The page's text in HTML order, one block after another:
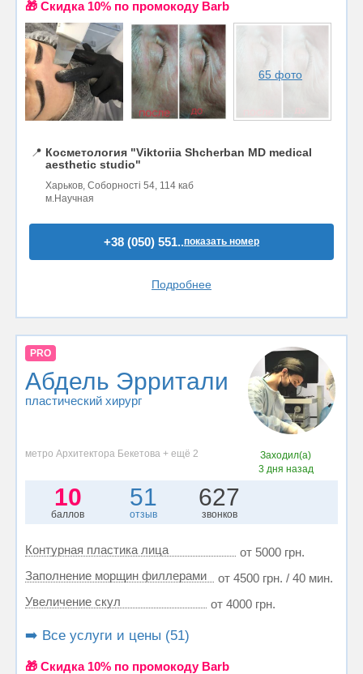
🎁 Cкидка 10% по промокоду Barb
65 фото
📍 Косметология "Viktoriia Shcherban MD medical
aesthetic studio"
Харьков, Соборності 54, 114 каб
м.Научная
+38 (050) 551..показать номер
Подробнее
PRO
Абдель Эрритали
пластический хирург
метро Архитектора Бекетова + ещё 2
Заходил(а)
3 дня назад
10
баллов
51
отзыв
627
звонков
Контурная пластика лица
от 5000 грн.
Заполнение морщин филлерами
от 4500 грн. / 40 мин.
Увеличение скул
от 4000 грн.
➡️ Все услуги и цены (51)
🎁 Cкидка 10% по промокоду Barb